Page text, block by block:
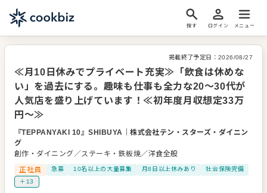
探す ログイン メニュー
掲載終了予定日： 2026/08/27
≪月10日休みでプライベート充実≫「飲食は休めな
い」を過去にする。趣味も仕事も全力な20〜30代が
人気店を盛り上げています！≪初年度月収想定33万
円～≫
『TEPPANYAKI 10』SHIBUYA ｜株式会社テン・スターズ・ダイニン
グ
創作・ダイニング／ステーキ・鉄板焼／洋食全般
正社員
急募 10名以上の大量募集 月8日以上休みあり
社会保険完備
＋13